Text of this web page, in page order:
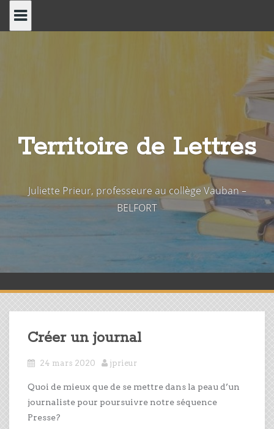
Territoire de Lettres
Juliette Prieur, professeure au collège Vauban –
BELFORT
Créer un journal
24 mars 2020 jprieur
Quoi de mieux que de se mettre dans la peau d’un
journaliste pour poursuivre notre séquence
Presse?